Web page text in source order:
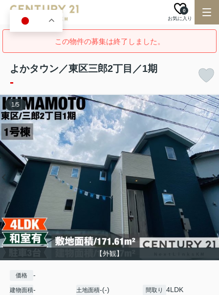
お気に入り
0
この物件の募集は終了しました。
よかタウン／東区三郎2丁目／1期
-
【外観】
1/5
価格 -
建物面積- 土地面積-(-) 間取り 4LDK